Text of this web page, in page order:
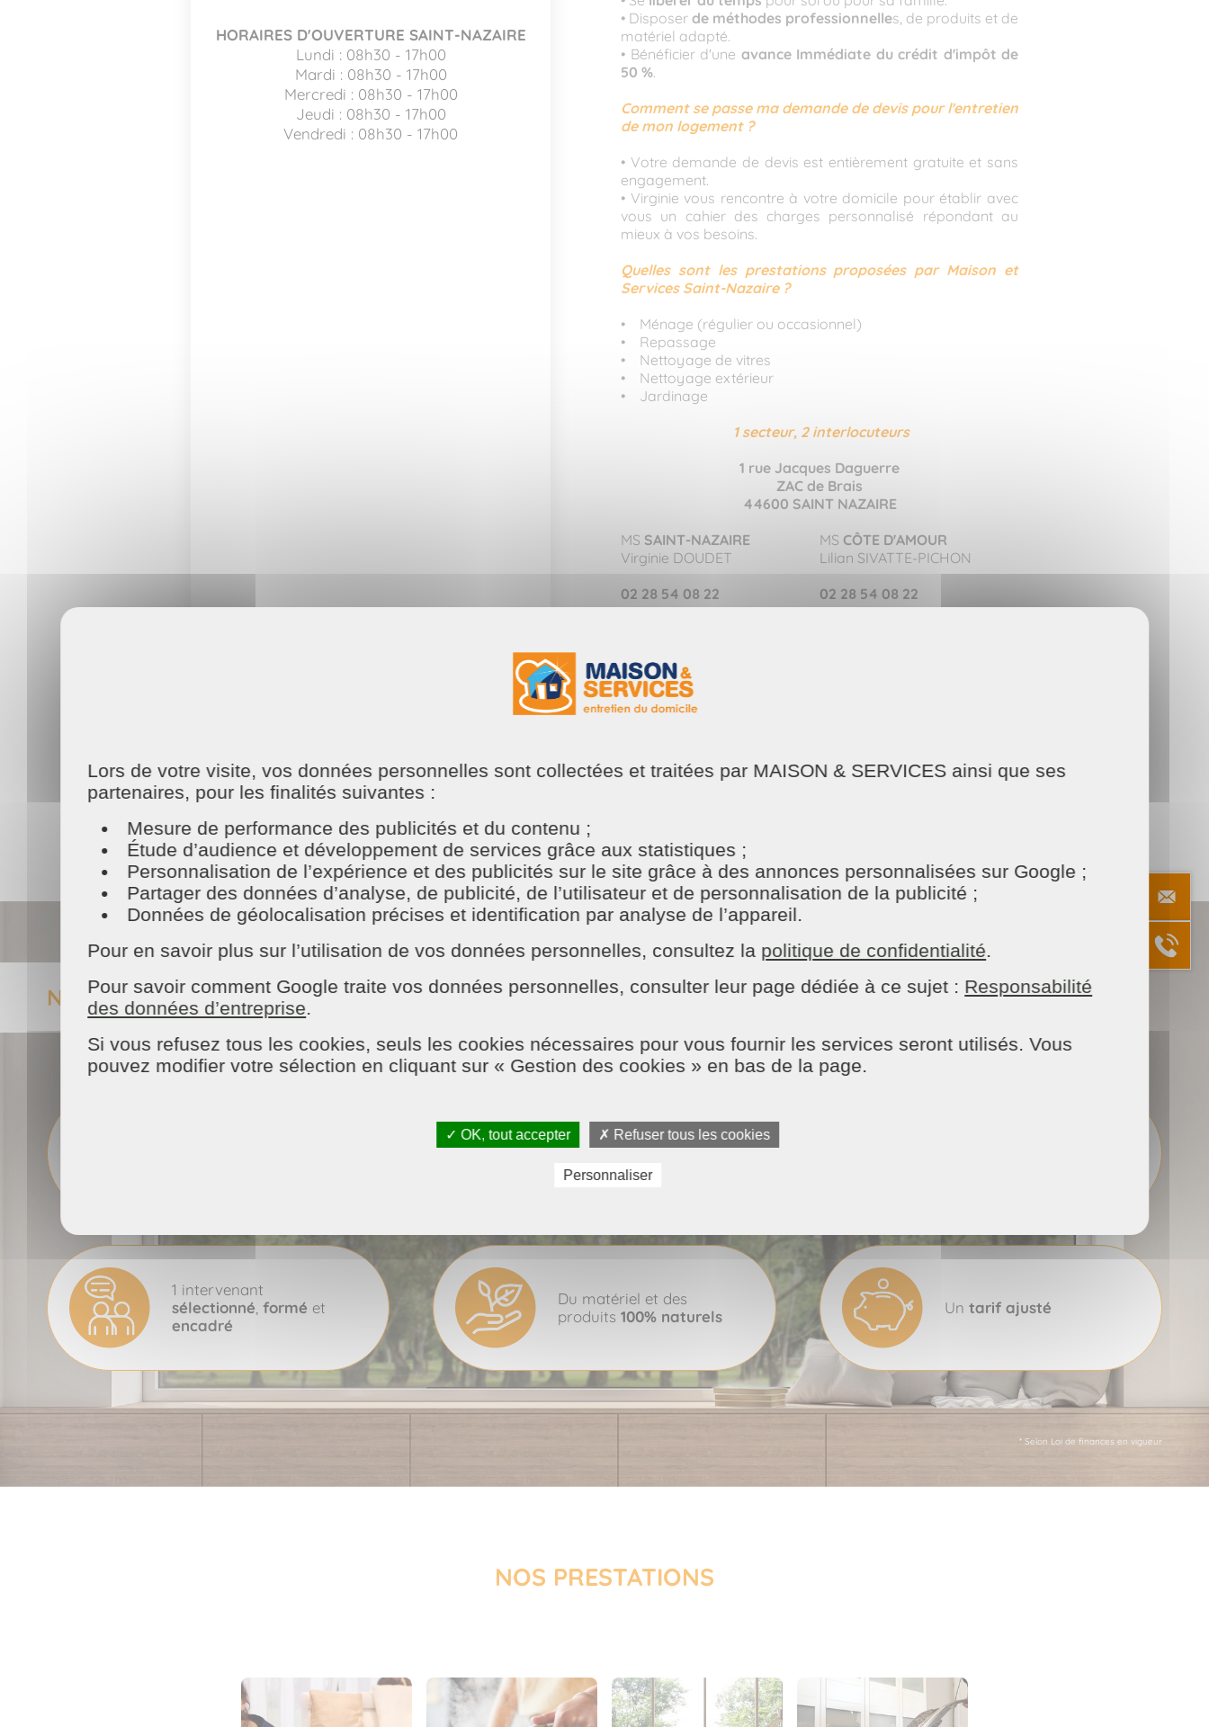
• Disposer de méthodes professionnelles, de produits et de
matériel adapté.
• Bénéficier d'une avance Immédiate du crédit d'impôt de
50 %.
Comment se passe ma demande de devis pour l'entretien
de mon logement ?
• Votre demande de devis est entièrement gratuite et sans
engagement.
• Virginie vous rencontre à votre domicile pour établir avec
vous un cahier des charges personnalisé répondant au
mieux à vos besoins.
Quelles sont les prestations proposées par Maison et
Services Saint-Nazaire ?
• Ménage (régulier ou occasionnel)
• Repassage
• Nettoyage de vitres
• Nettoyage extérieur
• Jardinage
1 secteur, 2 interlocuteurs
1 rue Jacques Daguerre
ZAC de Brais
44600 SAINT NAZAIRE
MS SAINT-NAZAIRE
Virginie DOUDET
02 28 54 08 22
- Repassage
MS CÔTE D'AMOUR
Lilian SIVATTE-PICHON
02 28 54 08 22
HORAIRES D'OUVERTURE SAINT-NAZAIRE
Lundi : 08h30 - 17h00
Mardi : 08h30 - 17h00
Mercredi : 08h30 - 17h00
Jeudi : 08h30 - 17h00
Vendredi : 08h30 - 17h00
NOS ENGAGEMENTS
0démarche
administrative,
0responsabilité
1 intervenant
sélectionné formé et
encadré
Du matériel et des
produits100% naturels Un tarif ajusté
* Selon Loi de finances en vigueur
NOS PRESTATIONS
Lors de votre visite, vos données personnelles sont collectées et traitées par MAISON & SERVICES ainsi que ses
partenaires, pour les finalités suivantes :
Mesure de performance des publicités et du contenu ;
Étude d’audience et développement de services grâce aux statistiques ;
Personnalisation de l’expérience et des publicités sur le site grâce à des annonces personnalisées sur Google ;
Partager des données d’analyse, de publicité, de l’utilisateur et de personnalisation de la publicité ;
Données de géolocalisation précises et identification par analyse de l’appareil.
Pour en savoir plus sur l’utilisation de vos données personnelles, consultez la politique de confidentialité.
Pour savoir comment Google traite vos données personnelles, consulter leur page dédiée à ce sujet : Responsabilité
des données d’entreprise.
Si vous refusez tous les cookies, seuls les cookies nécessaires pour vous fournir les services seront utilisés. Vous
pouvez modifier votre sélection en cliquant sur « Gestion des cookies » en bas de la page.
✓ OK, tout accepter ✗ Refuser tous les cookies
Personnaliser